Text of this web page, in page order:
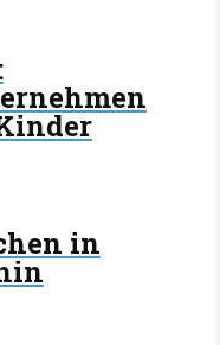
:
in